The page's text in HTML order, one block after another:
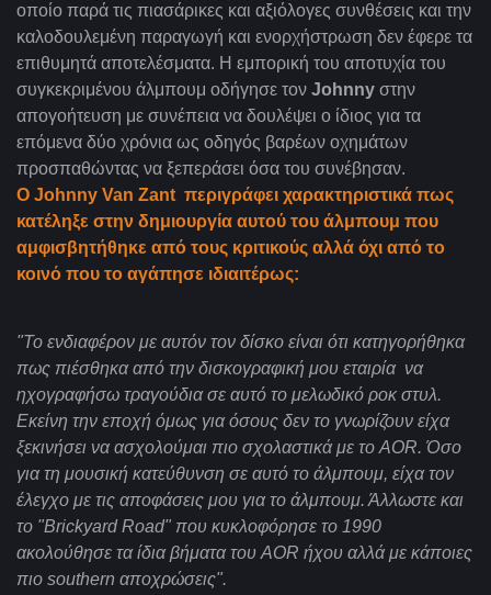
οποίο παρά τις πιασάρικες και αξιόλογες συνθέσεις και την
καλοδουλεμένη παραγωγή και ενορχήστρωση δεν έφερε τα
επιθυμητά αποτελέσματα. H εμπορική του αποτυχία του
συγκεκριμένου άλμπουμ οδήγησε τον Johnny στην
απογοήτευση με συνέπεια να δουλέψει ο ίδιος για τα
επόμενα δύο χρόνια ως οδηγός βαρέων οχημάτων
προσπαθώντας να ξεπεράσει όσα του συνέβησαν.
Ο Johnny Van Zant περιγράφει χαρακτηριστικά πως
κατέληξε στην δημιουργία αυτού του άλμπουμ που
αμφισβητήθηκε από τους κριτικούς αλλά όχι από το
κοινό που το αγάπησε ιδιαιτέρως:
"Το ενδιαφέρον με αυτόν τον δίσκο είναι ότι κατηγορήθηκα
πως πιέσθηκα από την δισκογραφική μου εταιρία να
ηχογραφήσω τραγούδια σε αυτό το μελωδικό ροκ στυλ.
Εκείνη την εποχή όμως για όσους δεν το γνωρίζουν είχα
ξεκινήσει να ασχολούμαι πιο σχολαστικά με το AOR. Όσο
για τη μουσική κατεύθυνση σε αυτό το άλμπουμ, είχα τον
έλεγχο με τις αποφάσεις μου για το άλμπουμ. Άλλωστε και
το "Brickyard Road" που κυκλοφόρησε το 1990
ακολούθησε τα ίδια βήματα του AOR ήχου αλλά με κάποιες
πιο southern αποχρώσεις".